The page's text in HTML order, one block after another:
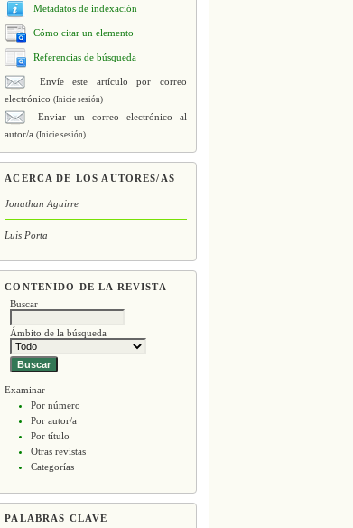
Metadatos de indexación
Cómo citar un elemento
Referencias de búsqueda
Envíe este artículo por correo
electrónico(Inicie sesión)
Enviar un correo electrónico al
autor/a(Inicie sesión)
ACERCA DE LOS AUTORES/AS
Jonathan Aguirre
Luis Porta
CONTENIDO DE LA REVISTA
Buscar
Ámbito de la búsqueda
Examinar
Por número
Por autor/a
Por título
Otras revistas
Categorías
PALABRAS CLAVE